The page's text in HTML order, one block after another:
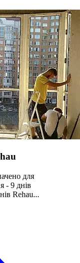
для
- 9 днів
Rehau...